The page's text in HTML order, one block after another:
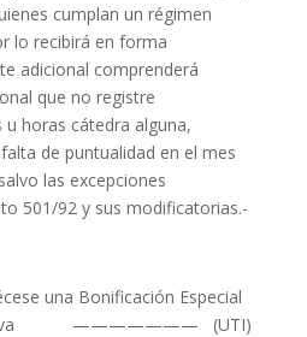
cumplan un régimen
lo recibirá en forma
adicional comprenderá
que no registre
horas cátedra alguna,
de puntualidad en el mes
las excepciones
501/92 y sus modificatorias.-
una Bonificación Especial
——————— (UTI)